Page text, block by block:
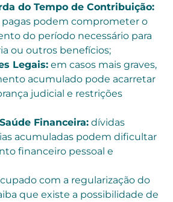
do Tempo de Contribuição:
pagas podem comprometer o
do período necessário para
ou outros benefícios;
Legais: em casos mais graves,
acumulado pode acarretar
judicial e restrições
Financeira: dívidas
acumuladas podem dificultar
financeiro pessoal e
com a regularização do
que existe a possibilidade de